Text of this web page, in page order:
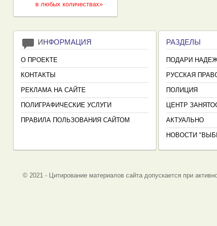
в любых количествах»
ИНФОРМАЦИЯ
О ПРОЕКТЕ
КОНТАКТЫ
РЕКЛАМА НА САЙТЕ
ПОЛИГРАФИЧЕСКИЕ УСЛУГИ
ПРАВИЛА ПОЛЬЗОВАНИЯ САЙТОМ
РАЗДЕЛЫ
ПОДАРИ
РУССКАЯ
ПОЛИЦИЯ
ЦЕНТР
АКТУАЛЬНО
НОВОСТИ
© 2021 - Цитирование материалов сайта допускается при